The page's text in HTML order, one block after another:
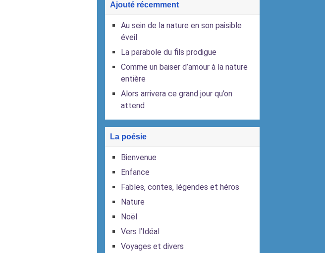
Ajouté récemment
Au sein de la nature en son paisible
éveil
La parabole du fils prodigue
Comme un baiser d’amour à la nature
entière
Alors arrivera ce grand jour qu’on
attend
La poésie
Bienvenue
Enfance
Fables, contes, légendes et héros
Nature
Noël
Vers l’Idéal
Voyages et divers